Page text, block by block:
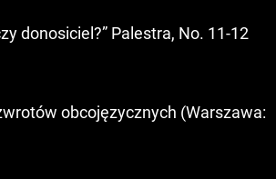
donosiciel?” Palestra, No. 11-12
obcojęzycznych (Warszawa: